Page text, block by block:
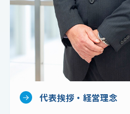
代表挨拶・経営理念